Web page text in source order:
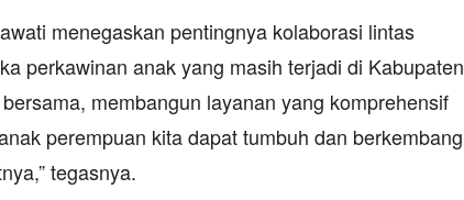
menegaskan pentingnya kolaborasi lintas
perkawinan anak yang masih terjadi di Kabupaten
membangun layanan yang komprehensif
perempuan kita dapat tumbuh dan berkembang
tegasnya.